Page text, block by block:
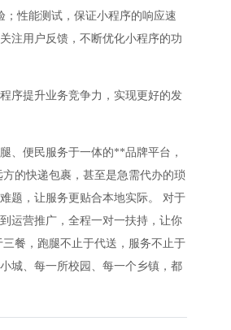
性能测试，保证小程序的响应速
注用户反馈，不断优化小程序的功
序提升业务竞争力，实现更好的发
、便民服务于一体的**品牌平台，
的快递包裹，甚至是急需代办的琐
题，让服务更贴合本地实际。 对于
运营推广，全程一对一扶持，让你
餐，跑腿不止于代送，服务不止于
城、每一所校园、每一个乡镇，都